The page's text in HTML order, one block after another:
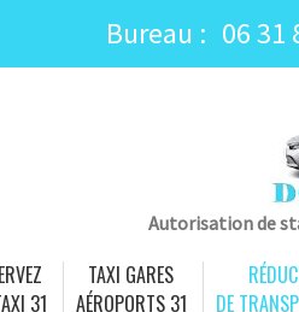
Bureau : 06 31
Autorisation de
31
TAXI GARES
AÉROPORTS 31
DE